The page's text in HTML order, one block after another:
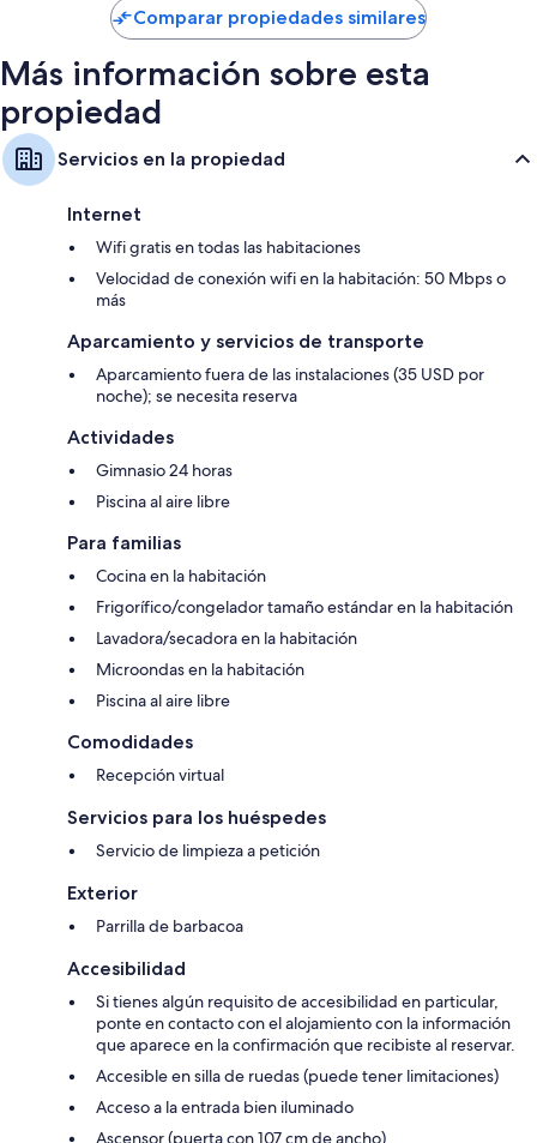
US$ 171
Comparar propiedades similares
Más información sobre esta
propiedad
Servicios en la propiedad
Internet
Wifi gratis en todas las habitaciones
Velocidad de conexión wifi en la habitación: 50 Mbps o
más
Aparcamiento y servicios de transporte
Aparcamiento fuera de las instalaciones (35 USD por
noche); se necesita reserva
Actividades
Gimnasio 24 horas
Piscina al aire libre
Para familias
Cocina en la habitación
Frigorífico/congelador tamaño estándar en la habitación
Lavadora/secadora en la habitación
Microondas en la habitación
Piscina al aire libre
Comodidades
Recepción virtual
Servicios para los huéspedes
Servicio de limpieza a petición
Exterior
Parrilla de barbacoa
Accesibilidad
Si tienes algún requisito de accesibilidad en particular,
ponte en contacto con el alojamiento con la información
que aparece en la confirmación que recibiste al reservar.
Accesible en silla de ruedas (puede tener limitaciones)
Acceso a la entrada bien iluminado
Ascensor (puerta con 107 cm de ancho)